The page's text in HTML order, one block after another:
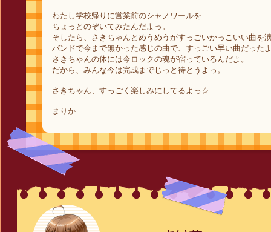
わたし学校帰りに営業前のシャノワールを
ちょっとのぞいてみたんだよっ。
そしたら、さきちゃんとめうめうがすっごいかっこいい曲を
バンドで今まで無かった感じの曲で、すっごい早い曲だった
さきちゃんの体には今ロックの魂が宿っているんだよ。
だから、みんな今は完成までじっと待とうよっ。
さきちゃん、すっごく楽しみにしてるよっ☆
まりか